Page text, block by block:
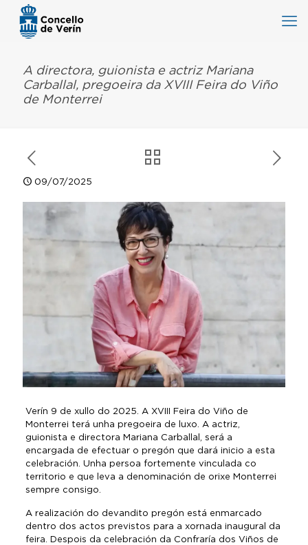
A directora, guionista e actriz Mariana
Carballal, pregoeira da XVIII Feira do Viño
de Monterrei
09/07/2025
Verín 9 de xullo do 2025. A XVIII Feira do Viño de
Monterrei terá unha pregoeira de luxo. A actriz,
guionista e directora Mariana Carballal, será a
encargada de efectuar o pregón que dará inicio a esta
celebración. Unha persoa fortemente vinculada co
territorio e que leva a denominación de orixe Monterrei
sempre consigo.
A realización do devandito pregón está enmarcado
dentro dos actos previstos para a xornada inaugural da
feira. Despois da celebración da Confraría dos Viños de